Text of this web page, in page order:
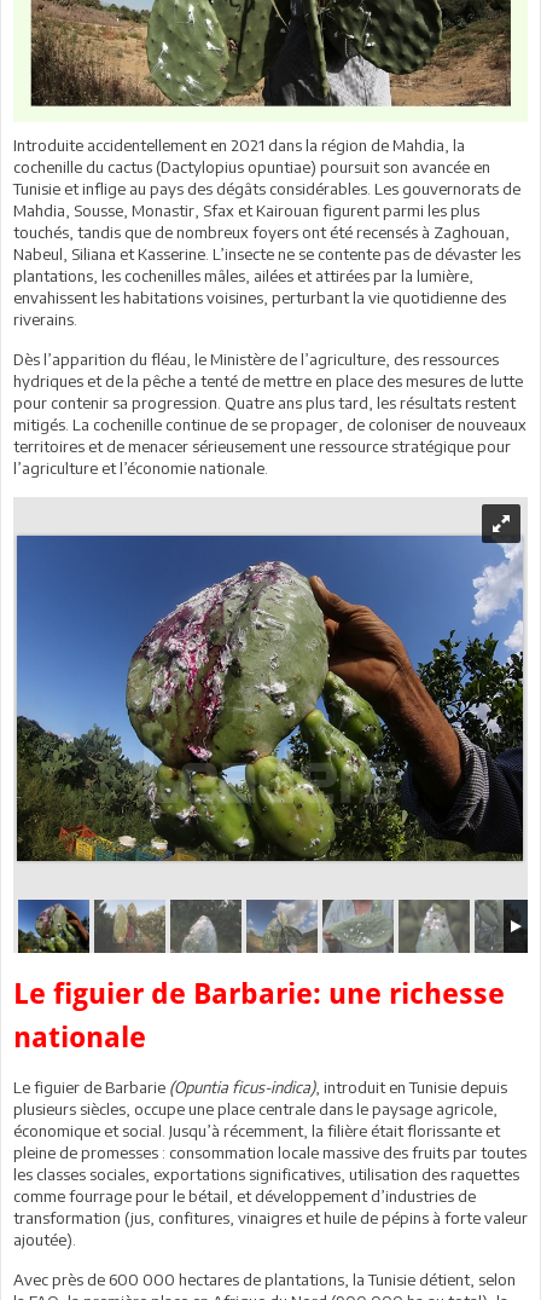
Introduite accidentellement en 2021 dans la région de Mahdia, la
cochenille du cactus (Dactylopius opuntiae) poursuit son avancée en
Tunisie et inflige au pays des dégâts considérables. Les gouvernorats de
Mahdia, Sousse, Monastir, Sfax et Kairouan figurent parmi les plus
touchés, tandis que de nombreux foyers ont été recensés à Zaghouan,
Nabeul, Siliana et Kasserine. L’insecte ne se contente pas de dévaster les
plantations, les cochenilles mâles, ailées et attirées par la lumière,
envahissent les habitations voisines, perturbant la vie quotidienne des
riverains.
Dès l’apparition du fléau, le Ministère de l’agriculture, des ressources
hydriques et de la pêche a tenté de mettre en place des mesures de lutte
pour contenir sa progression. Quatre ans plus tard, les résultats restent
mitigés. La cochenille continue de se propager, de coloniser de nouveaux
territoires et de menacer sérieusement une ressource stratégique pour
l’agriculture et l’économie nationale.
Le figuier de Barbarie: une richesse
nationale
Le figuier de Barbarie (Opuntia ficus-indica), introduit en Tunisie depuis
plusieurs siècles, occupe une place centrale dans le paysage agricole,
économique et social. Jusqu’à récemment, la filière était florissante et
pleine de promesses : consommation locale massive des fruits par toutes
les classes sociales, exportations significatives, utilisation des raquettes
comme fourrage pour le bétail, et développement d’industries de
transformation (jus, confitures, vinaigres et huile de pépins à forte valeur
ajoutée).
Avec près de 600 000 hectares de plantations, la Tunisie détient, selon